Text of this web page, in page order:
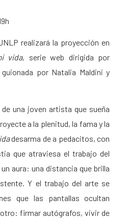
realizará la proyección en
vida, serie web dirigida por
por Natalia Maldini y
una joven artista que sueña
a la plenitud, la fama y la
desarma de a pedacitos, con
que atraviesa el trabajo del
aura: una distancia que brilla
Y el trabajo del arte se
que las pantallas ocultan
firmar autógrafos, vivir de